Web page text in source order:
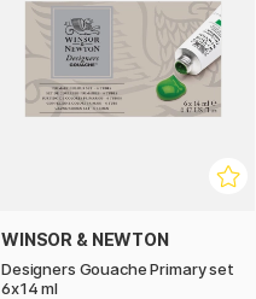
WINSOR & NEWTON
Designers Gouache Primary set
6x14 ml